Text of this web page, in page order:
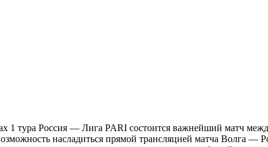
1 тура Россия — Лига PARI состоится важнейший матч
насладиться прямой трансляцией матча Волга —